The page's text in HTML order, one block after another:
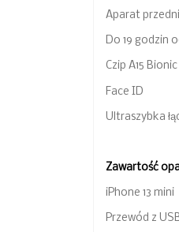
Aparat
Do 19 godzin
Czip A15
Face ID
Ultraszybka
Zawartość
iPhone 13 mini
Przewód z